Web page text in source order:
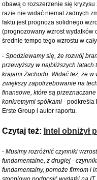
obawą o rozszerzenie się
razie nie widać niemal żadnych
faktu jest prognoza solidnego
(prognozowany wzrost wydatków
średnie tempo tego wzrostu w
-Spodziewamy się, że rozwój
przewyższy w najbliższych latach
krajami Zachodu. Widać też, że
zwiększy zapotrzebowanie na
finansowe, które są
konkretnymi spółkami- podkreśla
Erste Group i autor raportu.
Czytaj też: Intel obniżył
- Musimy rozróżnić czynniki
fundamentalne, z drugiej -
fundamentalny, pomoże firmom i